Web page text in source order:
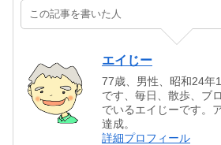
この記事を書いた人
エイじー
77歳、男性、昭和24年
です、毎日、散歩、ブ
でいるエイじーです。
達成。
詳細プロフィール